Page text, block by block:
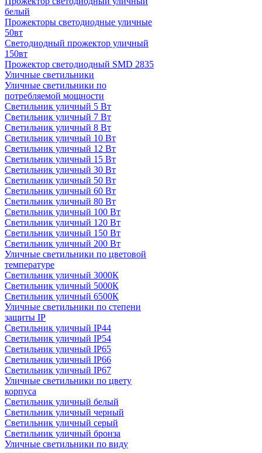
белый
Прожекторы светодиодные уличные
50вт
Светодиодный прожектор уличный
150вт
Прожектор светодиодный SMD 2835
Уличные светильники
Уличные светильники по
потребляемой мощности
Светильник уличный 5 Вт
Светильник уличный 7 Вт
Светильник уличный 8 Вт
Светильник уличный 10 Вт
Светильник уличный 12 Вт
Светильник уличный 15 Вт
Светильник уличный 30 Вт
Светильник уличный 50 Вт
Светильник уличный 60 Вт
Светильник уличный 80 Вт
Светильник уличный 100 Вт
Светильник уличный 120 Вт
Светильник уличный 150 Вт
Светильник уличный 200 Вт
Уличные светильники по цветовой
температуре
Cветильник уличный 3000К
Cветильник уличный 5000К
Cветильник уличный 6500К
Уличные светильники по степени
защиты IP
Светильник уличный IP44
Светильник уличный IP54
Светильник уличный IP65
Светильник уличный IP66
Светильник уличный IP67
Уличные светильники по цвету
корпуса
Светильник уличный белый
Светильник уличный черный
Светильник уличный серый
Светильник уличный бронза
Уличные светильники по виду